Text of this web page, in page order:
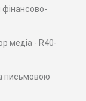
медіа - R40-
письмовою